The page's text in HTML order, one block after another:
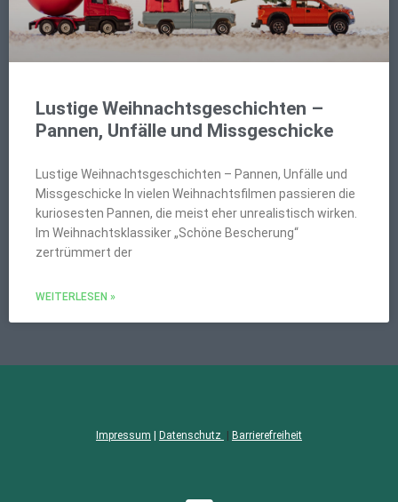
Lustige Weihnachtsgeschichten –
Pannen, Unfälle und Missgeschicke
Lustige Weihnachtsgeschichten – Pannen, Unfälle und
Missgeschicke In vielen Weihnachtsfilmen passieren die
kuriosesten Pannen, die meist eher unrealistisch wirken.
Im Weihnachtsklassiker „Schöne Bescherung“
zertrümmert der
WEITERLESEN »
Impressum Datenschutz Barrierefreiheit